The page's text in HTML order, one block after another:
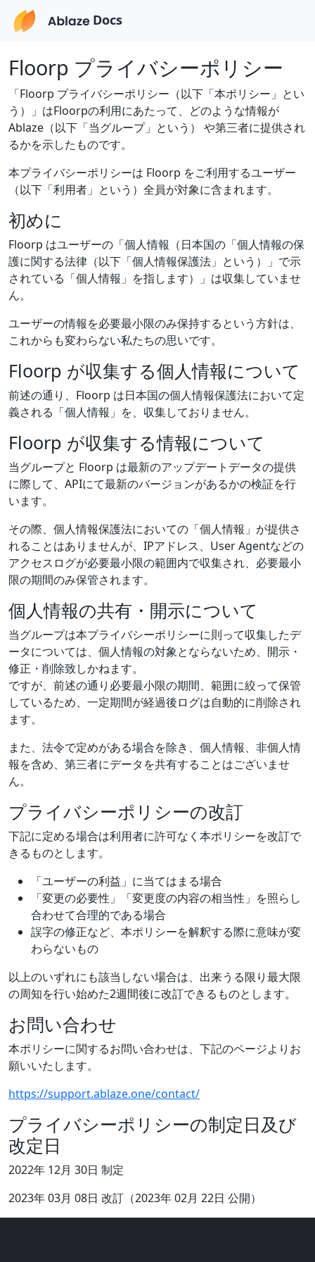
Docs
Floorp プライバシーポリシー
「Floorp プライバシーポリシー（以下「本ポリシー」とい
う）」はFloorpの利用にあたって、どのような情報が
Ablaze（以下「当グループ」という） や第三者に提供され
るかを示したものです。
本プライバシーポリシーは Floorp をご利用するユーザー
（以下「利用者」という）全員が対象に含まれます。
初めに
Floorp はユーザーの「個人情報（日本国の「個人情報の保
護に関する法律（以下「個人情報保護法」という）」で示
されている「個人情報」を指します）」は収集していませ
ん。
ユーザーの情報を必要最小限のみ保持するという方針は、
これからも変わらない私たちの思いです。
Floorp が収集する個人情報について
前述の通り、Floorp は日本国の個人情報保護法において定
義される「個人情報」を、収集しておりません。
Floorp が収集する情報について
当グループと Floorp は最新のアップデートデータの提供
に際して、APIにて最新のバージョンがあるかの検証を行
います。
その際、個人情報保護法においての「個人情報」が提供さ
れることはありませんが、IPアドレス、User Agentなどの
アクセスログが必要最小限の範囲内で収集され、必要最小
限の期間のみ保管されます。
個人情報の共有・開示について
当グループは本プライバシーポリシーに則って収集したデ
ータについては、個人情報の対象とならないため、開示・
修正・削除致しかねます。
ですが、前述の通り必要最小限の期間、範囲に絞って保管
しているため、一定期間が経過後ログは自動的に削除され
ます。
また、法令で定めがある場合を除き、個人情報、非個人情
報を含め、第三者にデータを共有することはございませ
ん。
プライバシーポリシーの改訂
下記に定める場合は利用者に許可なく本ポリシーを改訂で
きるものとします。
「ユーザーの利益」に当てはまる場合
「変更の必要性」「変更度の内容の相当性」を照らし
合わせて合理的である場合
誤字の修正など、本ポリシーを解釈する際に意味が変
わらないもの
以上のいずれにも該当しない場合は、出来うる限り最大限
の周知を行い始めた2週間後に改訂できるものとします。
お問い合わせ
本ポリシーに関するお問い合わせは、下記のページよりお
願いいたします。
https://support.ablaze.one/contact/
プライバシーポリシーの制定日及び
改定日
2022年 12月 30日 制定
2023年 03月 08日 改訂（2023年 02月 22日 公開）